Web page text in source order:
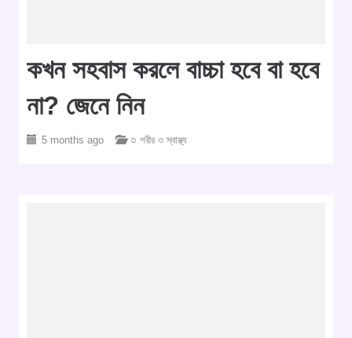
কখন সহবাস করলে বাচ্চা হবে বা হবে
না? জেনে নিন
5 months ago ○ শরীর ও স্বাস্থ্য